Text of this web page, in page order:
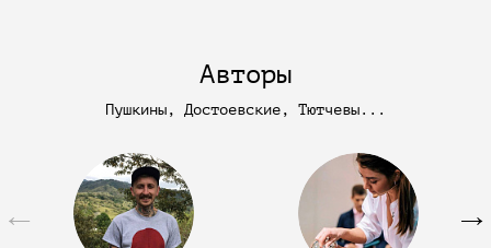
Авторы
Пушкины, Достоевские, Тютчевы...
← →